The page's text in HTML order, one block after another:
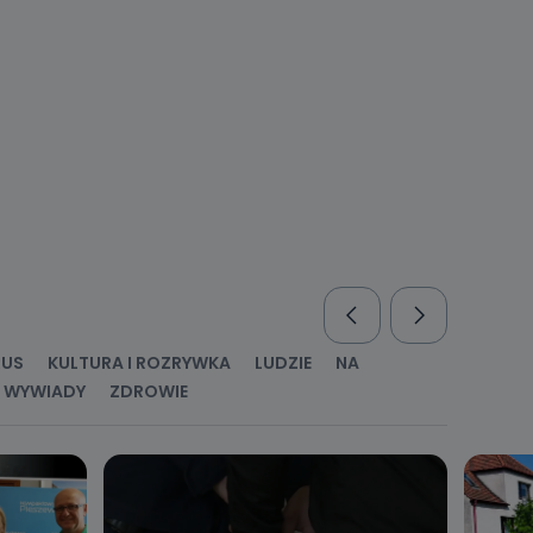
KULTURA I ROZRYWKA LUDZIE
NA
WYWIADY ZDROWIE